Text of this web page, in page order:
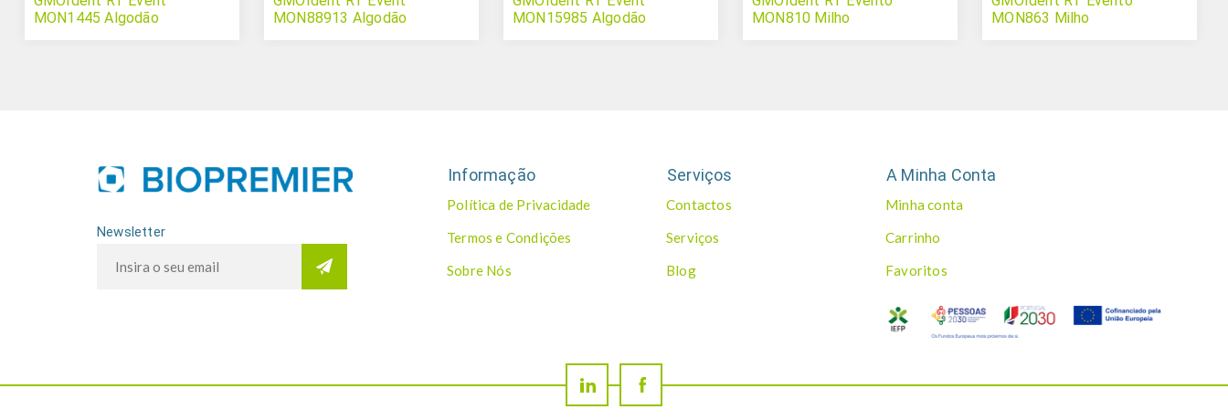
MON1445 Algodão
MON88913 Algodão
MON15985 Algodão
MON810 Milho
MON863 Milho
Newsletter
Informação
Política de Privacidade
Termos e Condições
Sobre Nós
Serviços
Contactos
Serviços
Blog
A Minha Conta
Minha conta
Carrinho
Favoritos